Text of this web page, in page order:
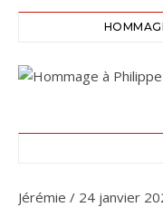
Jérémie / 24 janvier